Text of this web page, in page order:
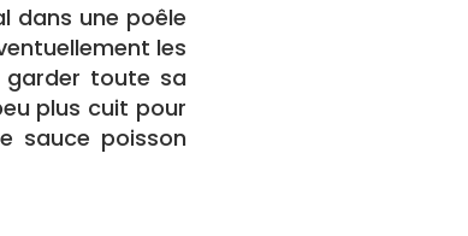
dans une poêle
les
garder toute sa
plus cuit pour
sauce poisson